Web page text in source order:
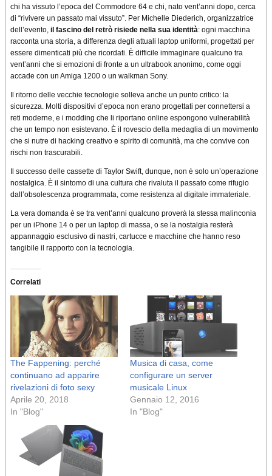
chi ha vissuto l’epoca del Commodore 64 e chi, nato vent’anni dopo, cerca
di “rivivere un passato mai vissuto”. Per Michelle Diederich, organizzatrice
dell’evento, il fascino del retrò risiede nella sua identità: ogni macchina
racconta una storia, a differenza degli attuali laptop uniformi, progettati per
essere dimenticati più che ricordati. È difficile immaginare qualcuno tra
vent’anni che si emozioni di fronte a un ultrabook anonimo, come oggi
accade con un Amiga 1200 o un walkman Sony.
Il ritorno delle vecchie tecnologie solleva anche un punto critico: la
sicurezza. Molti dispositivi d’epoca non erano progettati per connettersi a
reti moderne, e i modding che li riportano online espongono vulnerabilità
che un tempo non esistevano. È il rovescio della medaglia di un movimento
che si nutre di hacking creativo e spirito di comunità, ma che convive con
rischi non trascurabili.
Il successo delle cassette di Taylor Swift, dunque, non è solo un’operazione
nostalgica. È il sintomo di una cultura che rivaluta il passato come rifugio
dall’obsolescenza programmata, come resistenza al digitale immateriale.
La vera domanda è se tra vent’anni qualcuno proverà la stessa malinconia
per un iPhone 14 o per un laptop di massa, o se la nostalgia resterà
appannaggio esclusivo di nastri, cartucce e macchine che hanno reso
tangibile il rapporto con la tecnologia.
Correlati
The Fappening: perché
continuano ad apparire
rivelazioni di foto sexy
Aprile 20, 2018
In "Blog"
Musica di casa, come
configurare un server
musicale Linux
Gennaio 12, 2016
In "Blog"